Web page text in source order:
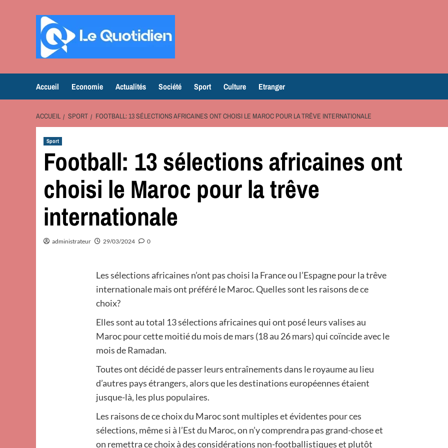
Accueil Economie Actualités Société Sport Culture Etranger
ACCUEIL SPORT FOOTBALL: 13 SÉLECTIONS AFRICAINES ONT CHOISI LE MAROC POUR LA TRÊVE INTERNATIONALE
Sport
Football: 13 sélections africaines ont
choisi le Maroc pour la trêve
internationale
administrateur 29/03/2024 0
Les sélections africaines n’ont pas choisi la France ou l’Espagne pour la trêve
internationale mais ont préféré le Maroc. Quelles sont les raisons de ce
choix?
Elles sont au total 13 sélections africaines qui ont posé leurs valises au
Maroc pour cette moitié du mois de mars (18 au 26 mars) qui coïncide avec le
mois de Ramadan.
Toutes ont décidé de passer leurs entraînements dans le royaume au lieu
d’autres pays étrangers, alors que les destinations européennes étaient
jusque-là, les plus populaires.
Les raisons de ce choix du Maroc sont multiples et évidentes pour ces
sélections, même si à l’Est du Maroc, on n’y comprendra pas grand-chose et
on remettra ce choix à des considérations non-footballistiques et plutôt